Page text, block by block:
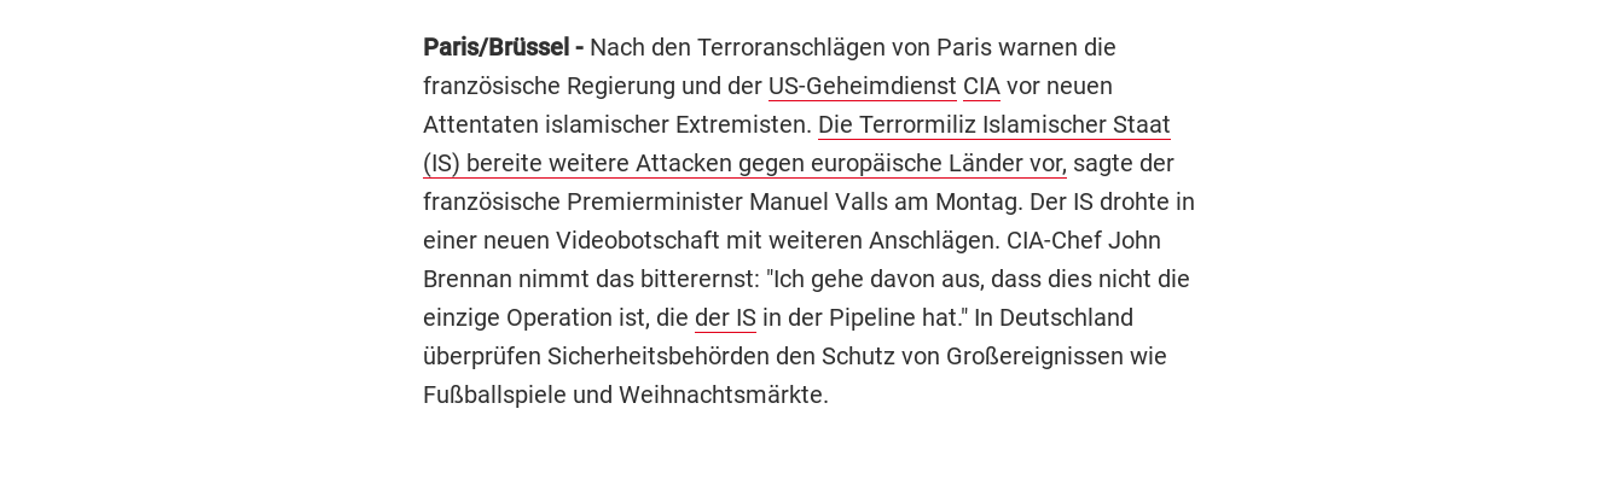
Paris/Brüssel - Nach den Terroranschlägen von Paris warnen die
französische Regierung und der US-Geheimdienst CIAvor neuen
Attentaten islamischer Extremisten. Die Terrormiliz Islamischer Staat
(IS) bereite weitere Attacken gegen europäische Länder vor, sagte der
französische Premierminister Manuel Valls am Montag. Der IS drohte in
einer neuen Videobotschaft mit weiteren Anschlägen. CIA-Chef John
Brennan nimmt das bitterernst: "Ich gehe davon aus, dass dies nicht die
einzige Operation ist, die der IS in der Pipeline hat." In Deutschland
überprüfen Sicherheitsbehörden den Schutz von Großereignissen wie
Fußballspiele und Weihnachtsmärkte.